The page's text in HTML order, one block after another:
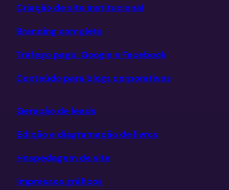
Criação de site institucional
Branding completo
Tráfego pago: Google e Facebook
Conteúdo para blogs corporativos
Geração de leads
Edição e diagramação de livros
Hospedagem de site
Impressos gráficos